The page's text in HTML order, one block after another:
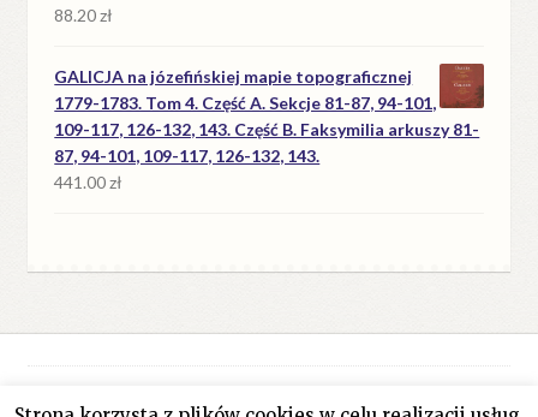
88.20zł
GALICJA na józefińskiej mapie topograficznej
1779-1783. Tom 4. Część A. Sekcje 81-87, 94-101,
109-117, 126-132, 143. Część B. Faksymilia arkuszy 81-
87, 94-101, 109-117, 126-132, 143.
441.00zł